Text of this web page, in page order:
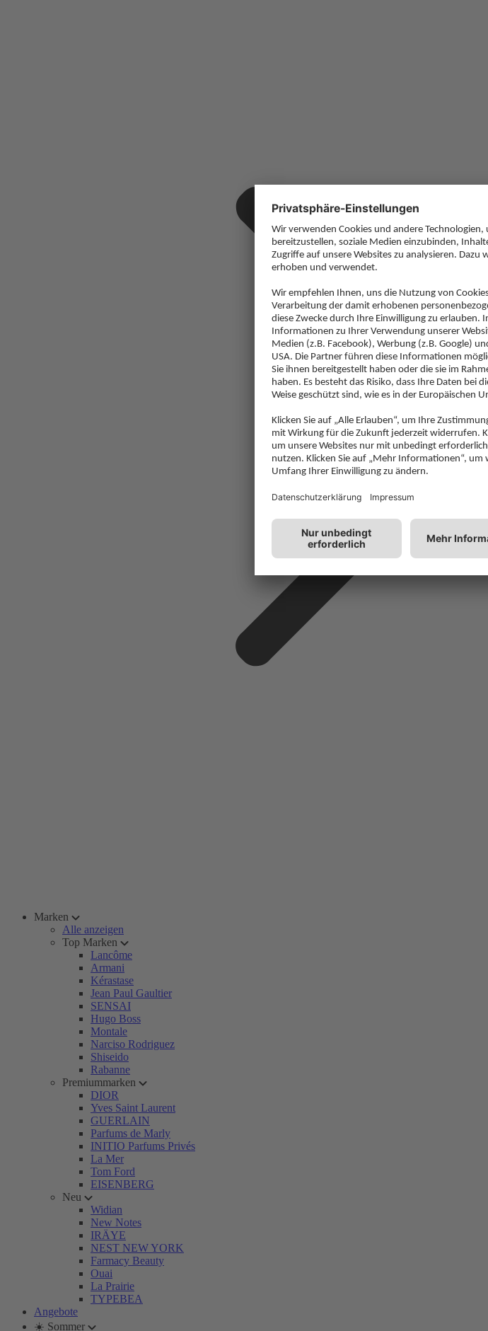
Marken
Alle anzeigen
Top Marken
Lancôme
Armani
Kérastase
Jean Paul Gaultier
SENSAI
Hugo Boss
Montale
Narciso Rodriguez
Shiseido
Rabanne
Premiummarken
DIOR
Yves Saint Laurent
GUERLAIN
Parfums de Marly
INITIO Parfums Privés
La Mer
Tom Ford
EISENBERG
Neu
Widian
New Notes
IRÄYE
NEST NEW YORK
Farmacy Beauty
Ouai
La Prairie
TYPEBEA
Angebote
☀️ Sommer